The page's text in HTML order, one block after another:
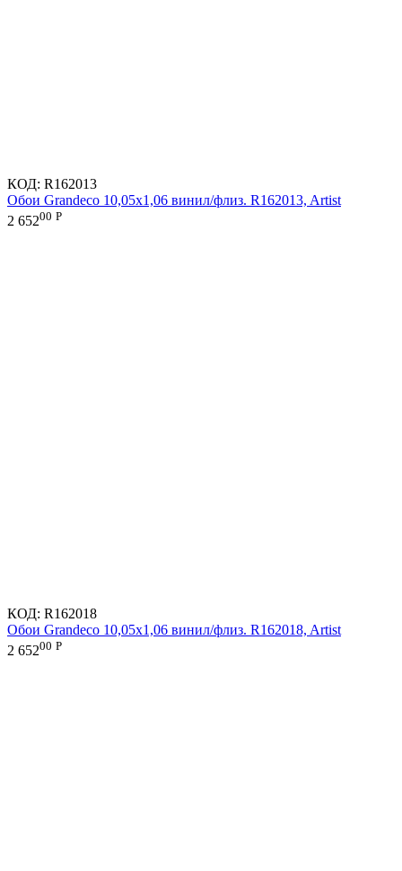
КОД: R162013
Обои Grandeco 10,05х1,06 винил/флиз. R162013, Artist
2 65200 Р
КОД: R162018
Обои Grandeco 10,05х1,06 винил/флиз. R162018, Artist
2 65200 Р